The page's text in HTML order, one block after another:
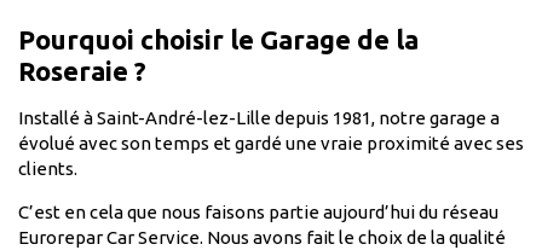
Pourquoi choisir le Garage de la
Roseraie ?
Installé à Saint-André-lez-Lille depuis 1981, notre garage a
évolué avec son temps et gardé une vraie proximité avec ses
clients.
C’est en cela que nous faisons partie aujourd’hui du réseau
Eurorepar Car Service. Nous avons fait le choix de la qualité